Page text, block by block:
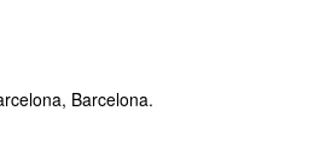
Barcelona.